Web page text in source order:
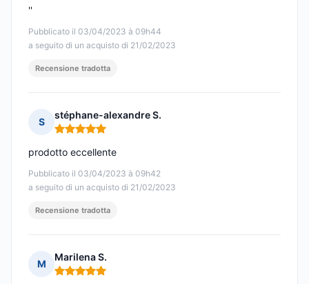
Pubblicato il 03/04/2023 à 09h44
a seguito di un acquisto di 21/02/2023
''
Recensione tradotta
S
stéphane-alexandre S.
Nota: 5 su 5
Pubblicato il 03/04/2023 à 09h42
a seguito di un acquisto di 21/02/2023
prodotto eccellente
Recensione tradotta
M
Marilena S.
Nota: 5 su 5